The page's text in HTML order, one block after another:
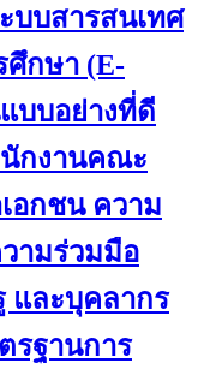
บบสารสนเทศ
กษา (E-
แบบอย่างที่ดี
กงานคณะ
อกชน ความ
ามร่วมมือ
และบุคลากร
รฐานการ